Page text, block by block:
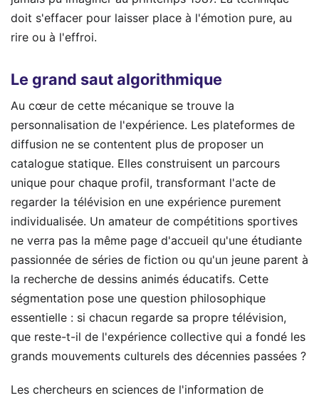
doit s'effacer pour laisser place à l'émotion pure, au
rire ou à l'effroi.
Le grand saut algorithmique
Au cœur de cette mécanique se trouve la
personnalisation de l'expérience. Les plateformes de
diffusion ne se contentent plus de proposer un
catalogue statique. Elles construisent un parcours
unique pour chaque profil, transformant l'acte de
regarder la télévision en une expérience purement
individualisée. Un amateur de compétitions sportives
ne verra pas la même page d'accueil qu'une étudiante
passionnée de séries de fiction ou qu'un jeune parent à
la recherche de dessins animés éducatifs. Cette
ségmentation pose une question philosophique
essentielle : si chacun regarde sa propre télévision,
que reste-t-il de l'expérience collective qui a fondé les
grands mouvements culturels des décennies passées ?
Les chercheurs en sciences de l'information de